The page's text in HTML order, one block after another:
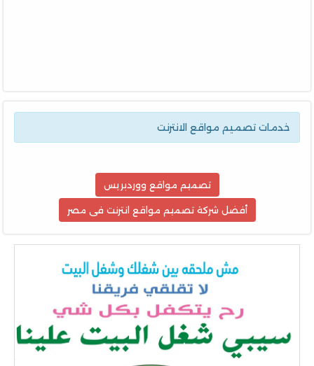
خدمات تصميم مواقع الانترنت
تصميم مواقع ووردبريس
أفضل شركة تصميم مواقع انترنت فى مصر